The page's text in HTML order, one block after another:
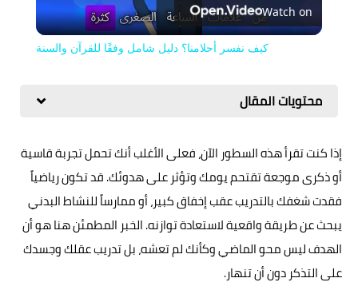
Video
Watch on
كيف نفسر أحلامنا؟ دليل شامل وفقًا للقرآن والسنة
محتويات المقال
إذا كنت تقرأ هذه السطور الآن، فعلى الأغلب أنك تحمل تجربة قاسية
أو ذكرى موجعة تقتحم يومك وتؤثر على هدوئك. قد تكون رياضياً
فقدت شغفك بالتدريب عقب إخفاق كبير، أو ممارساً للنشاط البدني
يبحث عن طريقة واقعية لاستعادة توازنه. الخبر المطمئن هنا هو أن
الهدف ليس محو الماضي وكأنك لم تعشه، بل تدريب عقلك وجسدك
على التذكر دون أن تنهار.